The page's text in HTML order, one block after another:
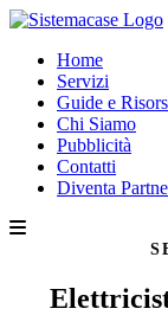
Home
Servizi
Guide e
Chi Siamo
Pubblicità
Contatti
Diventa